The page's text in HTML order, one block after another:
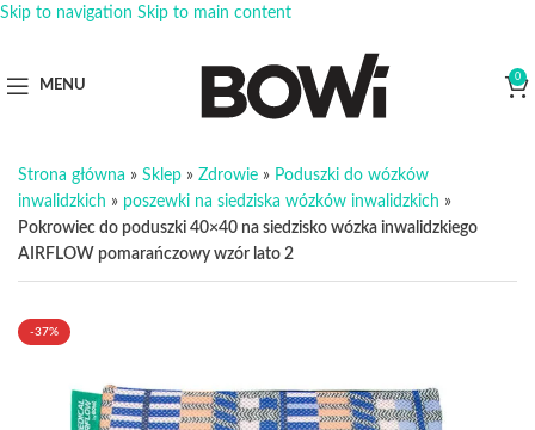
Skip to navigation Skip to main content
MENU
0
Strona główna » Sklep » Zdrowie » Poduszki do wózków
inwalidzkich » poszewki na siedziska wózków inwalidzkich »
Pokrowiec do poduszki 40×40 na siedzisko wózka inwalidzkiego
AIRFLOW pomarańczowy wzór lato 2
-37%